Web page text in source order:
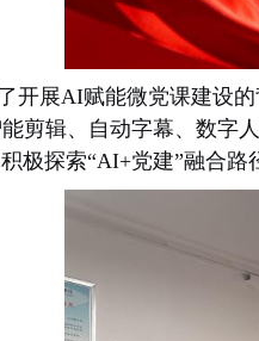
开展AI赋能微党课建设的
剪辑、自动字幕、数字
极探索“AI+党建”融合路